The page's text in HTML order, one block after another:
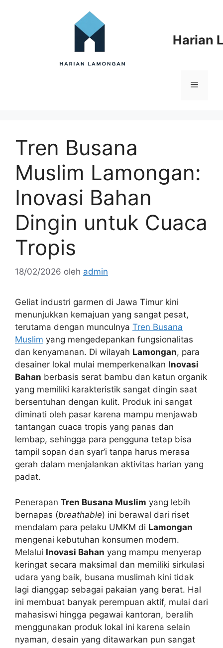
Harian
Menu
Tren Busana
Muslim Lamongan:
Inovasi Bahan
Dingin untuk Cuaca
Tropis
18/02/2026 oleh admin
Geliat industri garmen di Jawa Timur kini
menunjukkan kemajuan yang sangat pesat,
terutama dengan munculnya Tren Busana
Muslim yang mengedepankan fungsionalitas
dan kenyamanan. Di wilayah Lamongan, para
desainer lokal mulai memperkenalkan Inovasi
Bahan berbasis serat bambu dan katun organik
yang memiliki karakteristik sangat dingin saat
bersentuhan dengan kulit. Produk ini sangat
diminati oleh pasar karena mampu menjawab
tantangan cuaca tropis yang panas dan
lembap, sehingga para pengguna tetap bisa
tampil sopan dan syar’i tanpa harus merasa
gerah dalam menjalankan aktivitas harian yang
padat.
Penerapan Tren Busana Muslim yang lebih
bernapas (breathable) ini berawal dari riset
mendalam para pelaku UMKM di Lamongan
mengenai kebutuhan konsumen modern.
Melalui Inovasi Bahan yang mampu menyerap
keringat secara maksimal dan memiliki sirkulasi
udara yang baik, busana muslimah kini tidak
lagi dianggap sebagai pakaian yang berat. Hal
ini membuat banyak perempuan aktif, mulai dari
mahasiswi hingga pegawai kantoran, beralih
menggunakan produk lokal ini karena selain
nyaman, desain yang ditawarkan pun sangat